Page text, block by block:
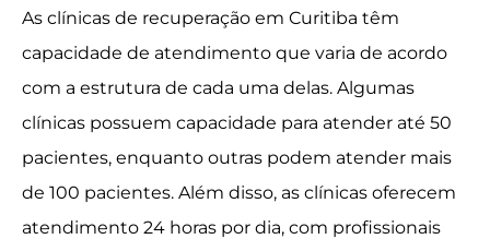
As clínicas de recuperação em Curitiba têm
capacidade de atendimento que varia de acordo
com a estrutura de cada uma delas. Algumas
clínicas possuem capacidade para atender até 50
pacientes, enquanto outras podem atender mais
de 100 pacientes. Além disso, as clínicas oferecem
atendimento 24 horas por dia, com profissionais